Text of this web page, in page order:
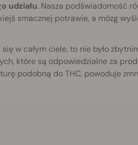
udziału. Nasza podświadomość
smacznej potrawie, a mózg
w całym ciele, to nie było
które są odpowiedzialne za
podobną do THC, powoduje